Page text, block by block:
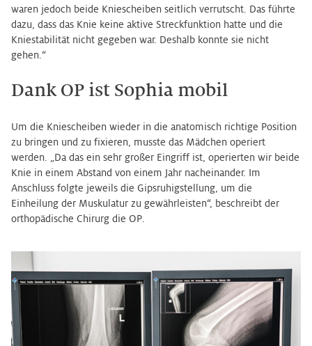
waren jedoch beide Kniescheiben seitlich verrutscht. Das führte
dazu, dass das Knie keine aktive Streckfunktion hatte und die
Kniestabilität nicht gegeben war. Deshalb konnte sie nicht
gehen.“
Dank OP ist Sophia mobil
Um die Kniescheiben wieder in die anatomisch richtige Position
zu bringen und zu fixieren, musste das Mädchen operiert
werden. „Da das ein sehr großer Eingriff ist, operierten wir beide
Knie in einem Abstand von einem Jahr nacheinander. Im
Anschluss folgte jeweils die Gipsruhigstellung, um die
Einheilung der Muskulatur zu gewährleisten“, beschreibt der
orthopädische Chirurg die OP.